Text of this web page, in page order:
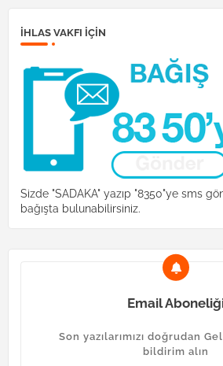
İHLAS VAKFI IÇIN
Sizde "SADAKA" yazıp "8350"ye sms
bağışta bulunabilirsiniz.
Email
Son yazılarımızı doğrudan
bildirim alın